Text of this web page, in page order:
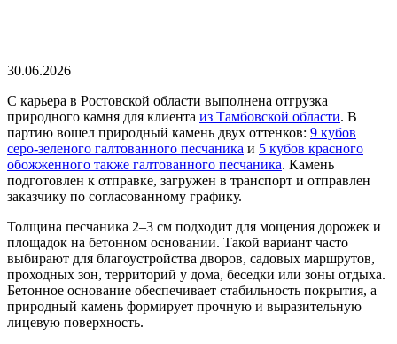
30.06.2026
С карьера в Ростовской области выполнена отгрузка
природного камня для клиента из Тамбовской области. В
партию вошел природный камень двух оттенков: 9 кубов
серо-зеленого галтованного песчаника и 5 кубов красного
обожженного также галтованного песчаника. Камень
подготовлен к отправке, загружен в транспорт и отправлен
заказчику по согласованному графику.
Толщина песчаника 2–3 см подходит для мощения дорожек и
площадок на бетонном основании. Такой вариант часто
выбирают для благоустройства дворов, садовых маршрутов,
проходных зон, территорий у дома, беседки или зоны отдыха.
Бетонное основание обеспечивает стабильность покрытия, а
природный камень формирует прочную и выразительную
лицевую поверхность.